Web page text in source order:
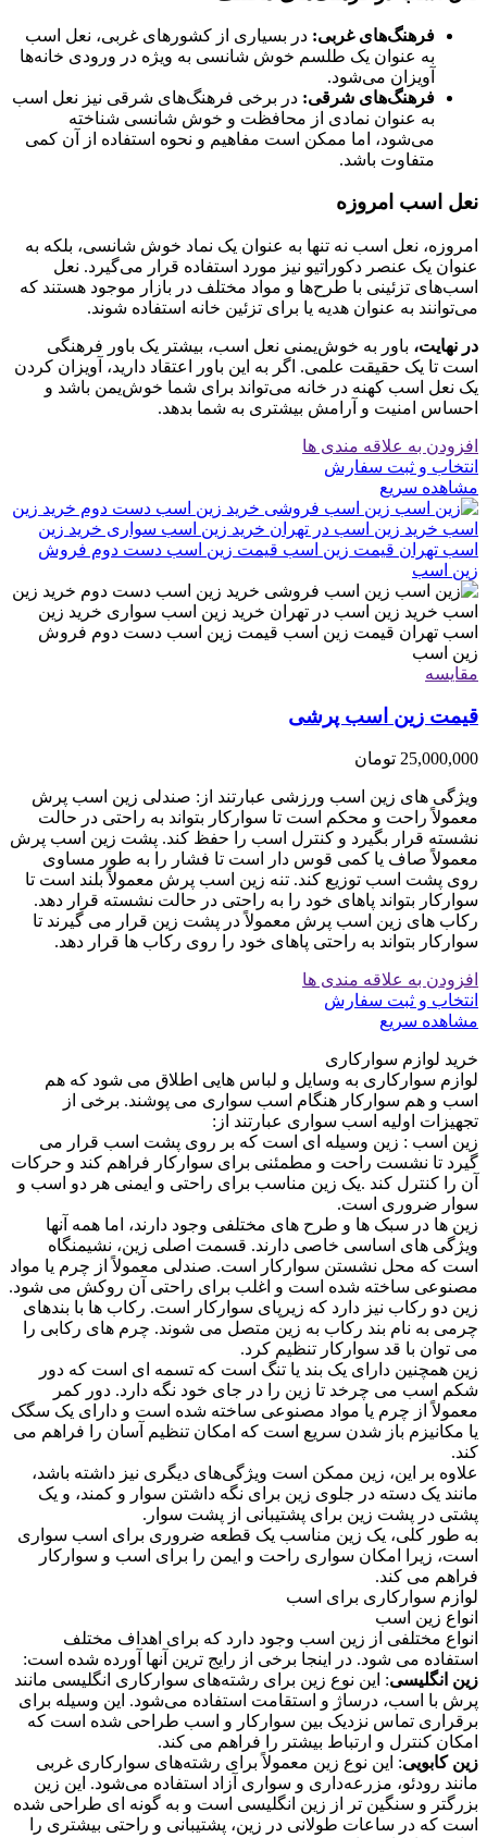
فرهنگ‌های غربی: در بسیاری از کشورهای غربی، نعل اسب
به عنوان یک طلسم خوش شانسی به ویژه در ورودی خانه‌ها
آویزان می‌شود.
فرهنگ‌های شرقی: در برخی فرهنگ‌های شرقی نیز نعل اسب
به عنوان نمادی از محافظت و خوش شانسی شناخته
می‌شود، اما ممکن است مفاهیم و نحوه استفاده از آن کمی
متفاوت باشد.
نعل اسب امروزه
امروزه، نعل اسب نه تنها به عنوان یک نماد خوش شانسی، بلکه به
عنوان یک عنصر دکوراتیو نیز مورد استفاده قرار می‌گیرد. نعل
اسب‌های تزئینی با طرح‌ها و مواد مختلف در بازار موجود هستند که
می‌توانند به عنوان هدیه یا برای تزئین خانه استفاده شوند.
در نهایت، باور به خوش‌یمنی نعل اسب، بیشتر یک باور فرهنگی
است تا یک حقیقت علمی. اگر به این باور اعتقاد دارید، آویزان کردن
یک نعل اسب کهنه در خانه می‌تواند برای شما خوش‌یمن باشد و
احساس امنیت و آرامش بیشتری به شما بدهد.
افزودن به علاقه مندی ها
انتخاب و ثبت سفارش
مشاهده سریع
مقایسه
قیمت زین اسب پرشی
25,000,000 تومان
ویژگی های زین اسب ورزشی عبارتند از: صندلی زین اسب پرش
معمولاً راحت و محکم است تا سوارکار بتواند به راحتی در حالت
نشسته قرار بگیرد و کنترل اسب را حفظ کند. پشت زین اسب پرش
معمولاً صاف یا کمی قوس دار است تا فشار را به طور مساوی
روی پشت اسب توزیع کند. تنه زین اسب پرش معمولاً بلند است تا
سوارکار بتواند پاهای خود را به راحتی در حالت نشسته قرار دهد.
رکاب های زین اسب پرش معمولاً در پشت زین قرار می گیرند تا
سوارکار بتواند به راحتی پاهای خود را روی رکاب ها قرار دهد.
افزودن به علاقه مندی ها
انتخاب و ثبت سفارش
مشاهده سریع
خرید لوازم سوارکاری
لوازم سوارکاری به وسایل و لباس هایی اطلاق می شود که هم
اسب و هم سوارکار هنگام اسب سواری می پوشند. برخی از
تجهیزات اولیه اسب سواری عبارتند از:
زین اسب : زین وسیله ای است که بر روی پشت اسب قرار می
گیرد تا نشست راحت و مطمئنی برای سوارکار فراهم کند و حرکات
آن را کنترل کند .یک زین مناسب برای راحتی و ایمنی هر دو اسب و
سوار ضروری است.
زین ها در سبک ها و طرح های مختلفی وجود دارند، اما همه آنها
ویژگی های اساسی خاصی دارند. قسمت اصلی زین، نشیمنگاه
است که محل نشستن سوارکار است. صندلی معمولاً از چرم یا مواد
مصنوعی ساخته شده است و اغلب برای راحتی آن روکش می شود.
زین دو رکاب نیز دارد که زیرپای سوارکار است. رکاب ها با بندهای
چرمی به نام بند رکاب به زین متصل می شوند. چرم های رکابی را
می توان با قد سوارکار تنظیم کرد.
زین همچنین دارای یک بند یا تنگ است که تسمه ای است که دور
شکم اسب می چرخد تا زین را در جای خود نگه دارد. دور کمر
معمولاً از چرم یا مواد مصنوعی ساخته شده است و دارای یک سگک
یا مکانیزم باز شدن سریع است که امکان تنظیم آسان را فراهم می
کند.
علاوه بر این، زین ممکن است ویژگی‌های دیگری نیز داشته باشد،
مانند یک دسته در جلوی زین برای نگه داشتن سوار و کمند، و یک
پشتی در پشت زین برای پشتیبانی از پشت سوار.
به طور کلی، یک زین مناسب یک قطعه ضروری برای اسب سواری
است، زیرا امکان سواری راحت و ایمن را برای اسب و سوارکار
فراهم می کند.
لوازم سوارکاری برای اسب
انواع زین اسب
انواع مختلفی از زین اسب وجود دارد که برای اهداف مختلف
استفاده می شود. در اینجا برخی از رایج ترین آنها آورده شده است:
زین انگلیسی: این نوع زین برای رشته‌های سوارکاری انگلیسی مانند
پرش با اسب، درساژ و استقامت استفاده می‌شود. این وسیله برای
برقراری تماس نزدیک بین سوارکار و اسب طراحی شده است که
امکان کنترل و ارتباط بیشتر را فراهم می کند.
زین کابویی: این نوع زین معمولاً برای رشته‌های سوارکاری غربی
مانند رودئو، مزرعه‌داری و سواری آزاد استفاده می‌شود. این زین
بزرگتر و سنگین تر از زین انگلیسی است و به گونه ای طراحی شده
است که در ساعات طولانی در زین، پشتیبانی و راحتی بیشتری را